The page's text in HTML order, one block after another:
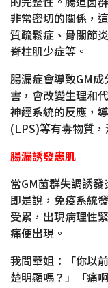
非常密切的關係，
質疏鬆症、骨關節
脊柱肌少症等。
腸漏症會導致GM
害，會改變生理和
神經系統的反應，
(LPS)等有毒物質
腸漏誘發患肌
當GM菌群失調誘
即是說，免疫系統
受累，出現病理性
痛便出現。
我問華姐：「你以
楚明顯嗎？」「痛